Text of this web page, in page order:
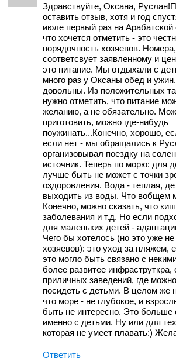
Здравствуйте, Оксана,
оставить отзыв, хотя и год
июле первый раз на Арабатской
что хочется отметить - это
порядочность хозяевов.
соответсвует заявленному и
это питание. Мы отдыхали с
много раз у Оксаны обед и
довольны. Из положительных
нужно отметить, что питание
желанию, а не обязательно.
приготовить, можно где-нибудь
поужинать...Конечно, хорошо,
если нет - мы обращались к
организовывал поездку на
источник. Теперь по морю: для
лучше быть не может с точки
оздоровления. Вода - теплая,
выходить из воды. Что вобщем
Конечно, можно сказать, что
заболевания и т.д. Но если
для маленьких детей -
Чего бы хотелось (но это уже не
хозяевов): это уход за пляжем,
это могло быть связано с
более развитее инфраструткра,
приличных заведений, где
посидеть с детьми. В целом же
что море - не глубокое, и
быть не интересно. Это
именно с детьми. Ну или для
которая не умеет плавать:)
Ответить